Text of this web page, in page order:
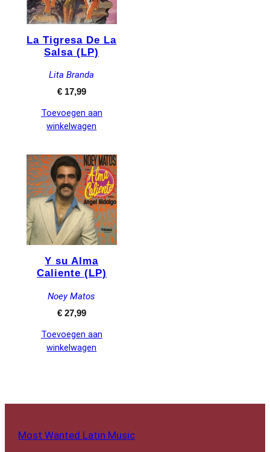
La Tigresa De La
Salsa (LP)
Lita Branda
€17,99
Toevoegen aan
winkelwagen
Y su Alma
Caliente (LP)
Noey Matos
€27,99
Toevoegen aan
winkelwagen
Most Wanted Latin Music